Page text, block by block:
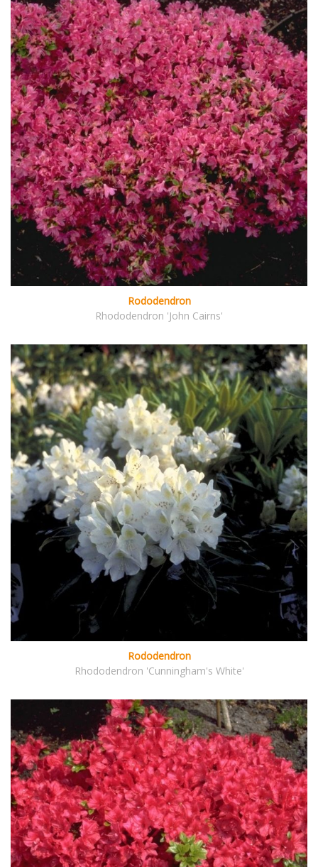
Rododendron
Rhododendron 'John Cairns'
Rododendron
Rhododendron 'Cunningham's White'